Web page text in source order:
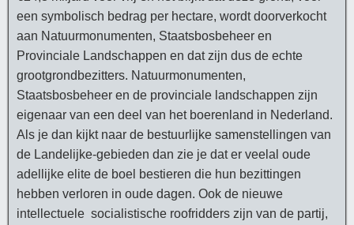
een symbolisch bedrag per hectare, wordt doorverkocht
aan Natuurmonumenten, Staatsbosbeheer en
Provinciale Landschappen en dat zijn dus de echte
grootgrondbezitters. Natuurmonumenten,
Staatsbosbeheer en de provinciale landschappen zijn
eigenaar van een deel van het boerenland in Nederland.
Als je dan kijkt naar de bestuurlijke samenstellingen van
de Landelijke-gebieden dan zie je dat er veelal oude
adellijke elite de boel bestieren die hun bezittingen
hebben verloren in oude dagen. Ook de nieuwe
intellectuele socialistische roofridders zijn van de partij,